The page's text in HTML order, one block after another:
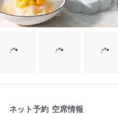
ネット予約 空席情報